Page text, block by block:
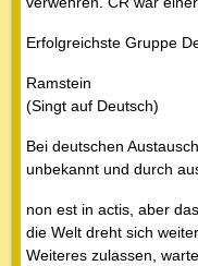
Erfolgreichste Gruppe
Ramstein
(Singt auf Deutsch)
Bei deutschen
unbekannt und durch
non est in actis, aber
die Welt dreht sich
Weiteres zulassen,